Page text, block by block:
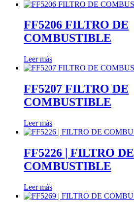
FF5206 FILTRO DE
COMBUSTIBLE
Leer más
FF5207 FILTRO DE
COMBUSTIBLE
Leer más
FF5226 | FILTRO DE
COMBUSTIBLE
Leer más